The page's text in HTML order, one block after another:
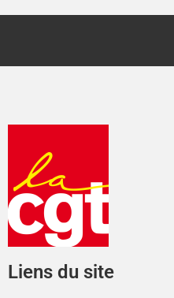
Liens du site